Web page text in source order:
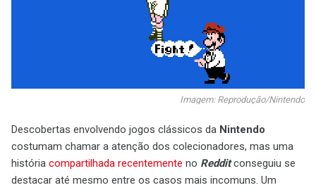
Imagem: Reprodução/Nintendo
Descobertas envolvendo jogos clássicos da Nintendo
costumam chamar a atenção dos colecionadores, mas uma
história compartilhada recentemente no Redditconseguiu se
destacar até mesmo entre os casos mais incomuns. Um